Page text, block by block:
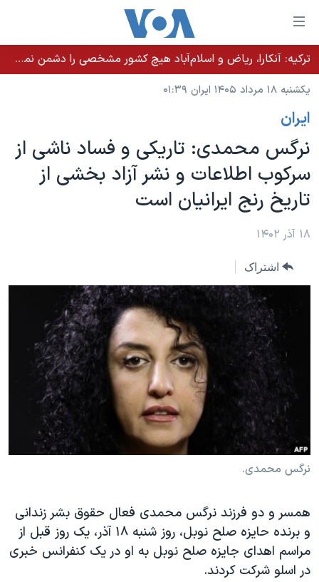
لینکهای
قابل
دسترسی
جهش
محتوای
اصلی
جهش
به
صفحه
جهش
خانه
نسخه سبک وب‌سایت
موضوع ها
ایران
آمریکا
جهان
ورزشی
ویدیوها
فرهنگ و زندگی
حقوق شهروندی
اقتصادی
علم و فناوری
اسرائیل در جنگ
برنامه های تلویزیونی
جدول برنامه ها
صفحه‌های ویژه
جام جهانی ۲۰۲۶
بایگانی برنامه‌های تلویزیونی
مستندها
انتخابات ریاست جمهوری آمریکا ۲۰۲۴
حمله جمهوری اسلامی به اسرائیل
رمز مهسا
ورزش زنان در ایران
تریبونال مردمی آبان ۹۸
دادگاه حمید نوری
چهل سال گروگان‌گیری
فرکانس‌های صدای آمریکا
پخش رادیویی
یادگیری زبان انگلیسی
دنبال کنید
زبانهای مختلف
ترکیه: آنکارا، ریاض و اسلام‌آباد هیچ کشور مشخصی را دشمن نمی‌دانند مگر اینکه آن کشور اقدام خصمانه‌ای انجام دهد
یکشنبه ۱۸ مرداد ۱۴۰۵ ایران ۰۱:۳۹
ايران
نرگس محمدی: تاریکی و فساد ناشی از
سرکوب اطلاعات و نشر آزاد بخشی از
تاریخ رنج ایرانیان است
۱۸ آذر ۱۴۰۲
اشتراک
نرگس محمدی.
همسر و دو فرزند نرگس محمدی فعال حقوق بشر زندانی
و برنده حایزه صلح نوبل، روز شنبه ۱۸ آذر، یک روز قبل از
مراسم اهدای جایزه صلح نوبل به او در یک کنفرانس خبری
در اسلو شرکت کردند.